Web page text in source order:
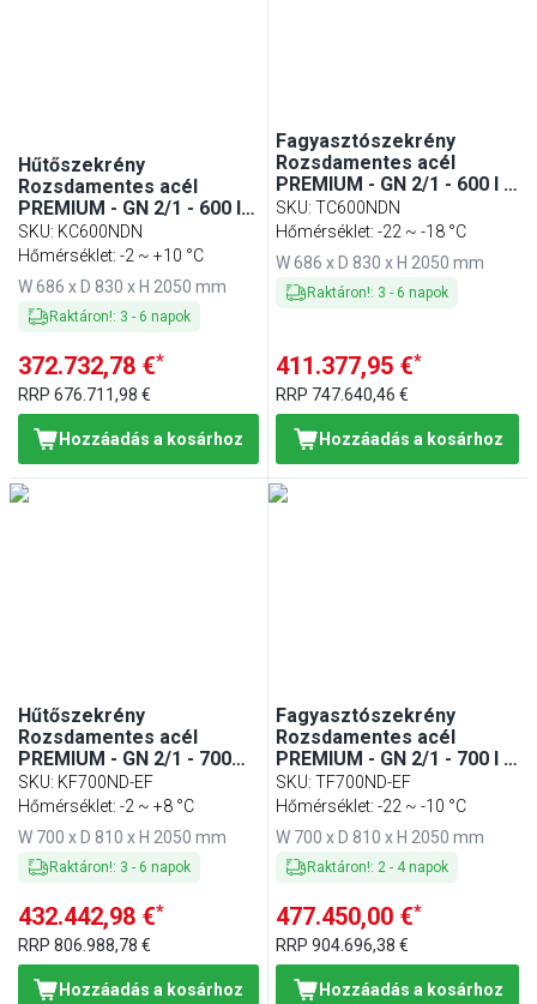
Hűtőszekrény
Rozsdamentes acél
PREMIUM - GN 2/1 - 600 l -
akár −2…+10 °C - mit 1 ajtó
- Umluftkühlung,
belső LED világítás,
zárható ajtó, R290,
acél lábak
SKU: KC600NDN
Hőmérséklet: -2 ~ +10 °C
W 686 x D 830 x H 2050 mm
Raktáron!: 3 - 6 napok
372.732,78 €*
RRP 676.711,98 €
Hozzáadás a kosárhoz
Fagyasztószekrény
Rozsdamentes acél
PREMIUM - GN 2/1 - 600 l -
akár −18…−22 °C - mit 1
ajtó - Umluft hűtés,
belső LED világítás, R290
SKU:TC600NDN
Hőmérséklet: -22 ~ -18 °C
W 686 x D 830 x H 2050 mm
Raktáron!: 3 - 6 napok
411.377,95 €*
RRP 747.640,46 €
Hozzáadás a kosárhoz
Hűtőszekrény
Rozsdamentes acél
PREMIUM - GN 2/1 - 700
mm - 700 l - akár -2…+8 °C
- mit 1 ajtó - Umlufthűtés,
belső LED világítás, R290,
energiatakarékos kivitel
SKU: KF700ND-EF
Hőmérséklet: -2 ~ +8 °C
W 700 x D 810 x H 2050 mm
Raktáron!: 3 - 6 napok
432.442,98 €*
RRP 806.988,78 €
Hozzáadás a kosárhoz
Fagyasztószekrény
Rozsdamentes acél
PREMIUM - GN 2/1 - 700 l -
akár −20…−12 °C - mit 1
üvegajtó - Umlufthűtés,
belső LED világítás, R290
SKU:TF700ND-EF
Hőmérséklet: -22 ~ -10 °C
W 700 x D 810 x H 2050 mm
Raktáron!: 2 - 4 napok
477.450,00 €*
RRP904.696,38 €
Hozzáadás a kosárhoz